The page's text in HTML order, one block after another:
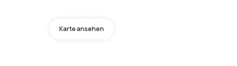
Karte ansehen